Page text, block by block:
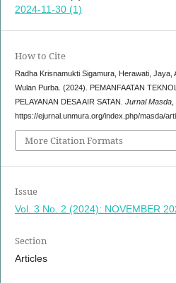
2024-11-30 (1)
How to Cite
Radha Krisnamukti Sigamura, Herawati, Jaya,
Wulan Purba. (2024). PEMANFAATAN
PELAYANAN DESA AIR SATAN. Jurnal Masda,
https://ejurnal.unmura.org/index.php/masda/
More Citation Formats
Issue
Vol. 3 No. 2 (2024): NOVEMBER
Section
Articles